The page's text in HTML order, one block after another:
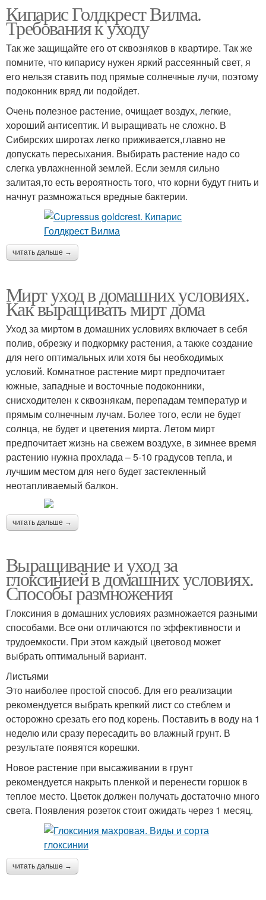
Кипарис Голдкрест Вилма.
Требования к уходу
Так же защищайте его от сквозняков в квартире. Так же
помните, что кипарису нужен яркий рассеянный свет, я
его нельзя ставить под прямые солнечные лучи, поэтому
подоконник вряд ли подойдет.
Очень полезное растение, очищает воздух, легкие,
хороший антисептик. И выращивать не сложно. В
Сибирских широтах легко приживается,главно не
допускать пересыхания. Выбирать растение надо со
слегка увлажненной землей. Если земля сильно
залитая,то есть вероятность того, что корни будут гнить и
начнут размножаться вредные бактерии.
читать дальше →
Мирт уход в домашних условиях.
Как выращивать мирт дома
Уход за миртом в домашних условиях включает в себя
полив, обрезку и подкормку растения, а также создание
для него оптимальных или хотя бы необходимых
условий. Комнатное растение мирт предпочитает
южные, западные и восточные подоконники,
снисходителен к сквознякам, перепадам температур и
прямым солнечным лучам. Более того, если не будет
солнца, не будет и цветения мирта. Летом мирт
предпочитает жизнь на свежем воздухе, в зимнее время
растению нужна прохлада – 5-10 градусов тепла, и
лучшим местом для него будет застекленный
неотапливаемый балкон.
читать дальше →
Выращивание и уход за
глоксинией в домашних условиях.
Способы размножения
Глоксиния в домашних условиях размножается разными
способами. Все они отличаются по эффективности и
трудоемкости. При этом каждый цветовод может
выбрать оптимальный вариант.
Листьями
Это наиболее простой способ. Для его реализации
рекомендуется выбрать крепкий лист со стеблем и
осторожно срезать его под корень. Поставить в воду на 1
неделю или сразу пересадить во влажный грунт. В
результате появятся корешки.
Новое растение при высаживании в грунт
рекомендуется накрыть пленкой и перенести горшок в
теплое место. Цветок должен получать достаточно много
света. Появления розеток стоит ожидать через 1 месяц.
читать дальше →